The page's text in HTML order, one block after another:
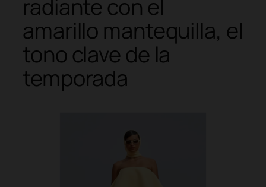
radiante con el
amarillo mantequilla, el
tono clave de la
temporada